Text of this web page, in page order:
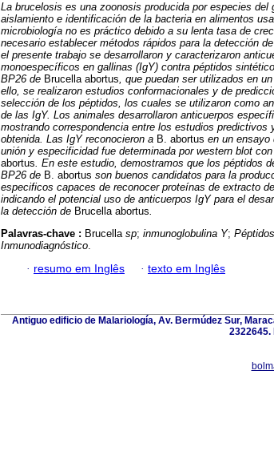
La brucelosis es una zoonosis producida por especies del
aislamiento e identificación de la bacteria en alimentos
microbiología no es práctico debido a su lenta tasa de
necesario establecer métodos rápidos para la detección
el presente trabajo se desarrollaron y caracterizaron
monoespecíficos en gallinas (IgY) contra péptidos
BP26 de Brucella abortus, que puedan ser utilizados en
ello, se realizaron estudios conformacionales y de
selección de los péptidos, los cuales se utilizaron como
de las IgY. Los animales desarrollaron anticuerpos
mostrando correspondencia entre los estudios predictivos
obtenida. Las IgY reconocieron a B. abortus en un
unión y especificidad fue determinada por western blot
abortus. En este estudio, demostramos que los péptidos
BP26 de B. abortus son buenos candidatos para la
especificos capaces de reconocer proteínas de extracto de
indicando el potencial uso de anticuerpos IgY para el
la detección de Brucella abortus.
Palavras-chave : Brucella sp; inmunoglobulina Y;
Inmunodiagnóstico.
· resumo em Inglês · texto em Inglês
Antiguo edificio de Malariología, Av. Bermúdez Sur,
2322645.